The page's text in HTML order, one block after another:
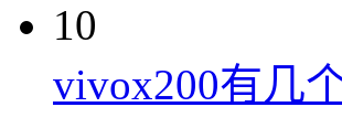
10
vivox200有几